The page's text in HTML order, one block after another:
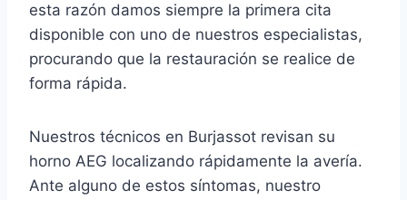
esta razón damos siempre la primera cita
disponible con uno de nuestros especialistas,
procurando que la restauración se realice de
forma rápida.
Nuestros técnicos en Burjassot revisan su
horno AEG localizando rápidamente la avería.
Ante alguno de estos síntomas, nuestro